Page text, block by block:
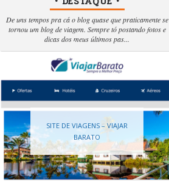
SITE DE VIAGENS – VIAJAR
BARATO
De uns tempos pra cá o blog quase que praticamente se
tornou um blog de viagem. Sempre tó postando fotos e
dicas dos meus últimos pas...